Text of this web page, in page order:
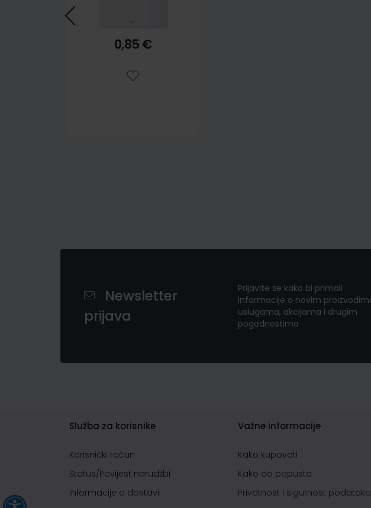
0,85 €
Newsletter
prijava
Prijavite se kako bi primali
informacije o novim
uslugama, akcijama i drugim
pogodnostima
Služba za korisnike
Korisnički račun
Status/Povijest narudžbi
Informacije o dostavi
Važne informacije
Kako kupovati
Kako do popusta
Privatnost i sigurnost podataka